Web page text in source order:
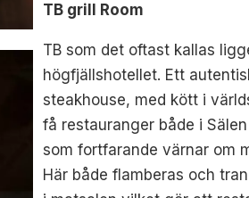
TB grill Room
TB som det oftast kallas
högfjällshotellet. Ett
steakhouse, med kött i
få restauranger både i
som fortfarande värnar om
Här både flamberas och